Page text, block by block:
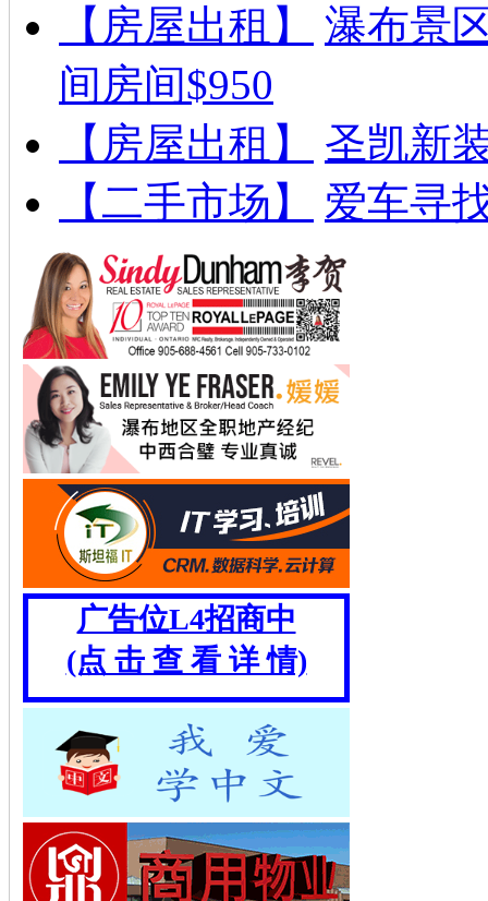
【房屋出租】
瀑布景
间房间$950
【房屋出租】
圣凯新
【二手市场】
爱车寻
广告位L4招商中
(点 击 查 看 详 情)